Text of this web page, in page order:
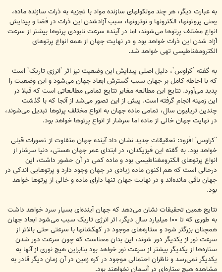
به عبارت دیگر، هر چند مولکولهای سازنده مواد با تجزیه به ذرات سازنده ماده،
یعنی پروتونها، الکترونها و نوترونها، سبب آزادشدن این ذرات در فضا و پیدایش
انواع مختلف پرتوها می‌شوند، اما در آینده سرعت نابودی پرتوها بیشتر از سرعت
آزاد شدن این ذرات خواهد بود و در نهایت جهان از همه انواع پرتوهای
الکترومغناطیسی تهی خواهد شد.
به گفته `کراوس`، دلیل اصلی پیدایش این وضعیت نیز اثر `انرژی تاریک` است
که با احاطه کامل بر جهان سبب گسترش ابعاد جهان می‌شود و این وضعیت را
پدید می‌آورد. نتایج این مطالعه مغایر نتایج تمامی مطالعاتی است که قبلا در
این زمینه انجام گرفته است. پیش از این تصور می‌شد از آنجا که با گذشت
چندین تریلیون سال، تمامی ماده جهان به انواع مختلف پرتوها تبدیل می‌شوند،
در نهایت جهان خالی از ماده اما سرشار از انواع پرتوها خواهد بود.
`کراوس` افزود: تحقیقات جدید نشان داد آینده جهان متفاوت از تصورات قبلی
خواهد بود. به گفته این فیزیکدان، در ابتدای عمر جهان هستی، دنیا سرشار از
انواع پرتوهای الکترومغناطیسی بود و ماده کمی در آن حضور داشت، این
درحالی است که هم اکنون ماده زیادی در جهان وجود دارد و پرتوهایی اندکی در
جهان باقی مانده‌اند و در نهایت جهان تنها دارای ماده و خالی از پرتوها خواهد
بود.
نتایج همین تحقیقات نشان می‌دهد که جهان آینده‌ای بسیار سرد خواهد داشت
به طوری که تا ‪ ۱۰۰‬میلیارد سال دیگر، اثر انرژی تاریک سبب می‌شود ابعاد جهان
همچنان بزرگتر شود و ستاره‌های موجود در کهکشانها با سرعتی حتی بالاتر از
سرعت نور از یکدیگر دور شوند، این بدان معناست که چون سرعت دور شدن
ستاره‌ها از یکدیگر بیشتر از سرعت نور خواهد بود بنابراین هیچ نوری از آنها به
یکدیگر نمی‌رسد و ناظران احتمالی موجود در کره زمین در آن زمان دیگر قادر به
مشاهده هیچ ستاره‌ای در آسمان نخواهند بود.